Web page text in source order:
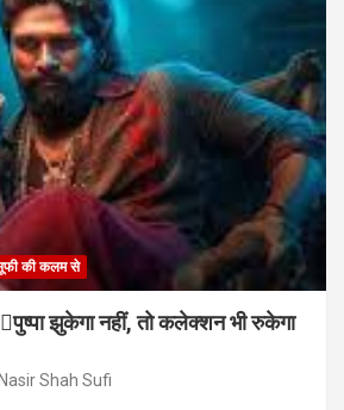
की कलम से
झुकेगा नहीं, तो कलेक्शन भी रुकेगा
Nasir Shah Sufi